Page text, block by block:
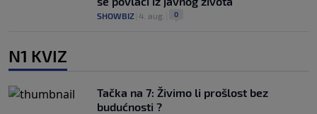
SHOWBIZ 4. aug. 0
N1 KVIZ
Tačka na 7: Živimo li prošlost bez
budućnosti ?